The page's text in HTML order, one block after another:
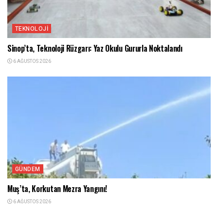
TEKNOLOJI
Sinop’ta, Teknoloji Rüzgarı: Yaz Okulu Gururla Noktalandı
6 AĞUSTOS 2026
GÜNDEM
Muş’ta, Korkutan Mezra Yangını!
6 AĞUSTOS 2026